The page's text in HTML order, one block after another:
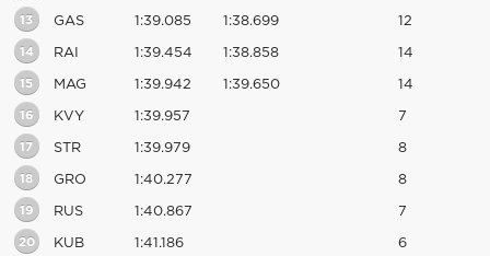
13 GAS 1:39.085 1:38.699 12
14 RAI 1:39.454 1:38.858 14
15 MAG 1:39.942 1:39.650 14
16 KVY 1:39.957 7
17 STR 1:39.979 8
18 GRO 1:40.277 8
19 RUS 1:40.867 7
20 KUB 1:41.186 6